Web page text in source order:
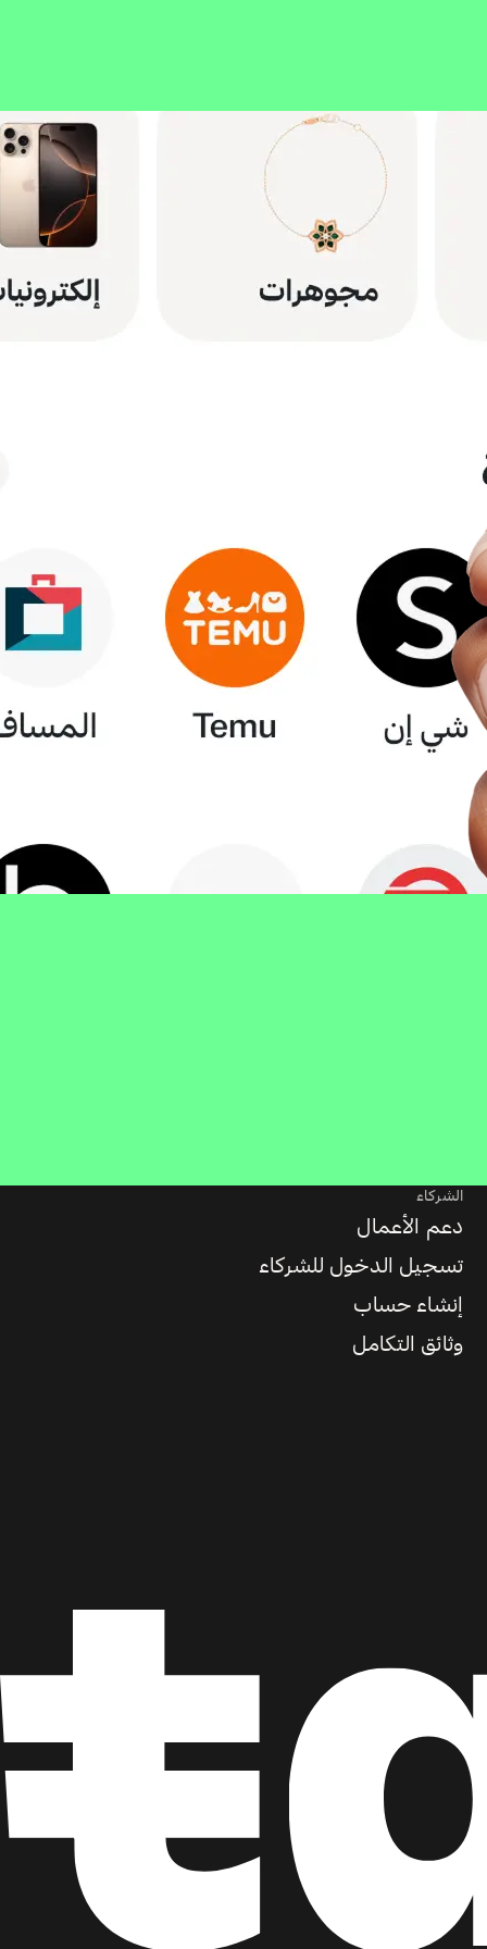
الشركاء
دعم الأعمال
تسجيل الدخول للشركاء
إنشاء حساب
وثائق التكامل